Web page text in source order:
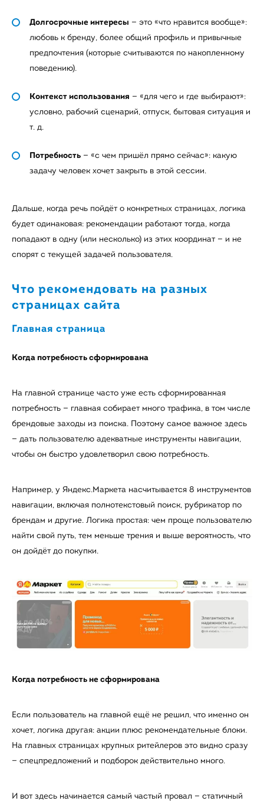
Долгосрочные интересы — это «что нравится вообще»:
любовь к бренду, более общий профиль и привычные
предпочтения (которые считываются по накопленному
поведению).
Контекст использования — «для чего и где выбирают»:
условно, рабочий сценарий, отпуск, бытовая ситуация и
т. д.
Потребность — «с чем пришёл прямо сейчас»: какую
задачу человек хочет закрыть в этой сессии.
Дальше, когда речь пойдёт о конкретных страницах, логика
будет одинаковая: рекомендации работают тогда, когда
попадают в одну (или несколько) из этих координат — и не
спорят с текущей задачей пользователя.
Что рекомендовать на разных
страницах сайта
Главная страница
Когда потребность сформирована
На главной странице часто уже есть сформированная
потребность — главная собирает много трафика, в том числе
брендовые заходы из поиска. Поэтому самое важное здесь
— дать пользователю адекватные инструменты навигации,
чтобы он быстро удовлетворил свою потребность.
Например, у Яндекс.Маркета насчитывается 8 инструментов
навигации, включая полнотекстовый поиск, рубрикатор по
брендам и другие. Логика простая: чем проще пользователю
найти свой путь, тем меньше трения и выше вероятность, что
он дойдёт до покупки.
Когда потребность не сформирована
Если пользователь на главной ещё не решил, что именно он
хочет, логика другая: акции плюс рекомендательные блоки.
На главных страницах крупных ритейлеров это видно сразу
— спецпредложений и подборок действительно много.
И вот здесь начинается самый частый провал — статичный